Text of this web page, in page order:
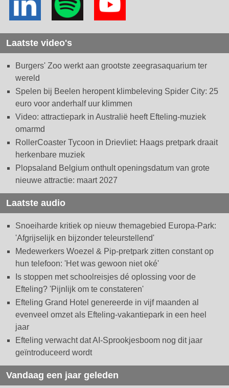
Laatste video's
Burgers' Zoo werkt aan grootste zeegrasaquarium ter
wereld
Spelen bij Beelen heropent klimbeleving Spider City: 25
euro voor anderhalf uur klimmen
Video: attractiepark in Australië heeft Efteling-muziek
omarmd
RollerCoaster Tycoon in Drievliet: Haags pretpark draait
herkenbare muziek
Plopsaland Belgium onthult openingsdatum van grote
nieuwe attractie: maart 2027
Laatste audio
Snoeiharde kritiek op nieuw themagebied Europa-Park:
'Afgrijselijk en bijzonder teleurstellend'
Medewerkers Woezel & Pip-pretpark zitten constant op
hun telefoon: 'Het was gewoon niet oké'
Is stoppen met schoolreisjes dé oplossing voor de
Efteling? 'Pijnlijk om te constateren'
Efteling Grand Hotel genereerde in vijf maanden al
evenveel omzet als Efteling-vakantiepark in een heel
jaar
Efteling verwacht dat AI-Sprookjesboom nog dit jaar
geïntroduceerd wordt
Vandaag een jaar geleden